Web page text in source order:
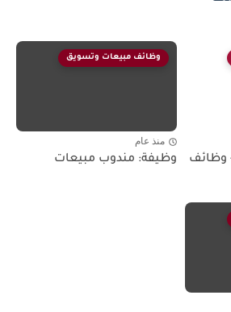
وظائف مبيعات وتسويق
منذ عام
وظيفة: مندوب مبيعات